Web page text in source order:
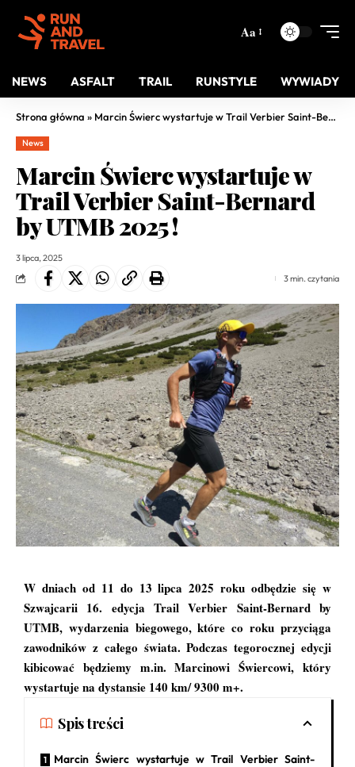
Aa
NEWS ASFALT TRAIL RUNSTYLE WYWIADY
Strona główna » Marcin Świerc wystartuje w Trail Verbier Saint-Bernard by UTMB 2025 !
News
Marcin Świerc wystartuje w
Trail Verbier Saint-Bernard
by UTMB 2025 !
3 lipca, 2025
3 min. czytania
W dniach od 11 do 13 lipca 2025 roku odbędzie się w
Szwajcarii 16. edycja Trail Verbier Saint-Bernard by
UTMB, wydarzenia biegowego, które co roku przyciąga
zawodników z całego świata. Podczas tegorocznej edycji
kibicować będziemy m.in. Marcinowi Świercowi, który
wystartuje na dystansie 140 km/ 9300 m+.
Spis treści
Marcin Świerc wystartuje w Trail Verbier Saint-